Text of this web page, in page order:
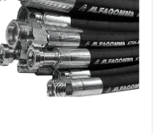
CATALOGO ALFAGOMMA